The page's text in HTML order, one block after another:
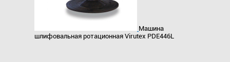
Машина
шлифовальная ротационная Virutex PDE446L